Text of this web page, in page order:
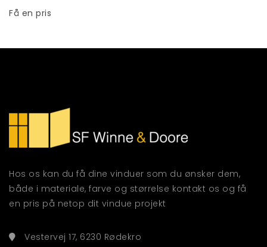
Få en pris
Hos os kan du få dine vinduer som du ønsker dem,
både i materiale, farve og størrelse kontakt os og få
en pris på netop dit vindue projekt
Vestervej 17, 6230 Rødekro